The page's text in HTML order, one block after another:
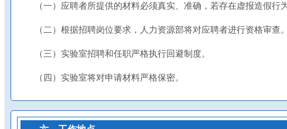
（一）应聘者所提供的材料必须真实、准确，若存在虚报造假行
（二）根据招聘岗位要求，人力资源部将对应聘者进行资格审
（三）实验室招聘和任职严格执行回避制度。
（四）实验室将对申请材料严格保密。